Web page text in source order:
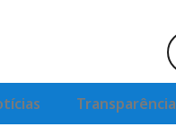
Transparência